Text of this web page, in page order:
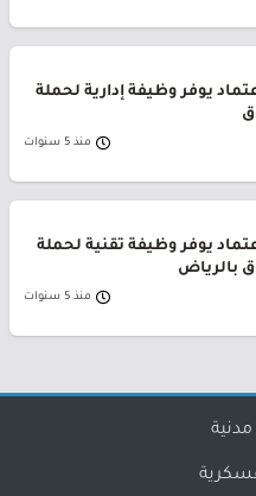
يوفر وظيفة إدارية لحملة
منذ 5 سنوات
يوفر وظيفة تقنية لحملة
بالرياض
منذ 5 سنوات